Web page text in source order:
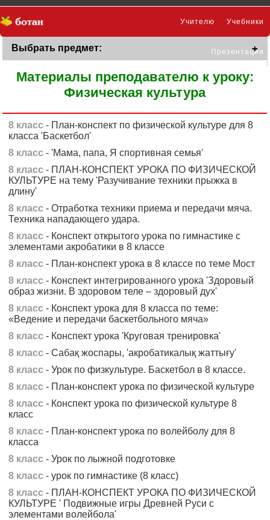
Учебники
Учителю
Презентации
Выбрать предмет:
Материалы преподавателю к уроку:
Физическая культура
8 класс - План-конспект по физической культуре для 8
класса 'Баскетбол'
8 класс - 'Мама, папа, Я спортивная семья'
8 класс - ПЛАН-КОНСПЕКТ УРОКА ПО ФИЗИЧЕСКОЙ
КУЛЬТУРЕ на тему 'Разучивание техники прыжка в
длину'
8 класс - Отработка техники приема и передачи мяча.
Техника нападающего удара.
8 класс - Конспект открытого урока по гимнастике с
элементами акробатики в 8 классе
8 класс - План-конспект урока в 8 классе по теме Мост
8 класс - Конспект интегрированного урока 'Здоровый
образ жизни. В здоровом теле – здоровый дух'
8 класс - Конспект урока для 8 класса по теме:
«Ведение и передачи баскетбольного мяча»
8 класс - Конспект урока 'Круговая тренировка'
8 класс - Сабақ жоспары, 'акробатикалық жаттығу'
8 класс - Урок по физкультуре. Баскетбол в 8 классе.
8 класс - План-конспект урока по физической культуре
8 класс - Конспект урока по физической культуре 8
класс
8 класс - План-конспект урока по волейболу для 8
класса
8 класс - Урок по лыжной подготовке
8 класс - урок по гимнастике (8 класс)
8 класс - ПЛАН-КОНСПЕКТ УРОКА ПО ФИЗИЧЕСКОЙ
КУЛЬТУРЕ ' Подвижные игры Древней Руси с
элементами волейбола'